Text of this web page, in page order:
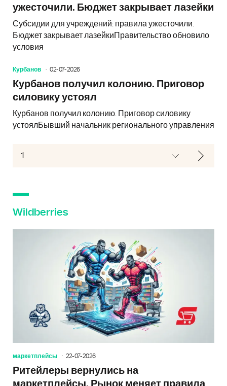
ужесточили. Бюджет закрывает лазейки
Субсидии для учреждений: правила ужесточили.
Бюджет закрывает лазейкиПравительство обновило
условия
Курбанов 02-07-2026
Курбанов получил колонию. Приговор
силовику устоял
Курбанов получил колонию. Приговор силовику
устоялБывший начальник регионального управления
Wildberries
маркетплейсы 22-07-2026
Ритейлеры вернулись на
маркетплейсы. Рынок меняет правила